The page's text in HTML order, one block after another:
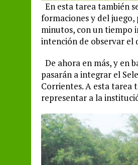
En esta tarea también
formaciones y del
minutos, con un tiempo
intención de observar el
De ahora en más, y en
pasarán a integrar el
Corrientes. A esta tarea
representar a la